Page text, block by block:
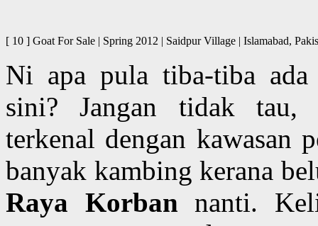
[ 10 ] Goat For Sale | Spring 2012 | Saidpur Village | Islamabad,
Ni apa pula tiba-tiba
sini? Jangan tidak
terkenal dengan
banyak kambing kerana
Raya Korban nanti.